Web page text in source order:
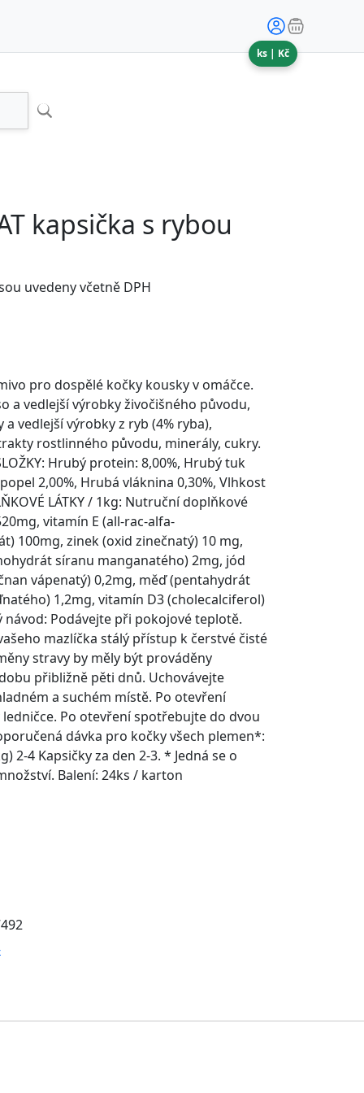
ks | Kč
kapsička s rybou
uvedeny včetně DPH
pro dospělé kočky kousky v omáčce.
a vedlejší výrobky živočišného původu,
a vedlejší výrobky z ryb (4% ryba),
rostlinného původu, minerály, cukry.
Hrubý protein: 8,00%, Hrubý tuk
2,00%, Hrubá vláknina 0,30%, Vlhkost
LÁTKY / 1kg: Nutruční doplňkové
vitamín E (all-rac-alfa-
100mg, zinek (oxid zinečnatý) 10 mg,
síranu manganatého) 2mg, jód
vápenatý) 0,2mg, měď (pentahydrát
1,2mg, vitamín D3 (cholecalciferol)
návod: Podávejte při pokojové teplotě.
mazlíčka stálý přístup k čerstvé čisté
stravy by měly být prováděny
přibližně pěti dnů. Uchovávejte
a suchém místě. Po otevření
Po otevření spotřebujte do dvou
dávka pro kočky všech plemen*:
2-4 Kapsičky za den 2-3. * Jedná se o
Balení: 24ks / karton